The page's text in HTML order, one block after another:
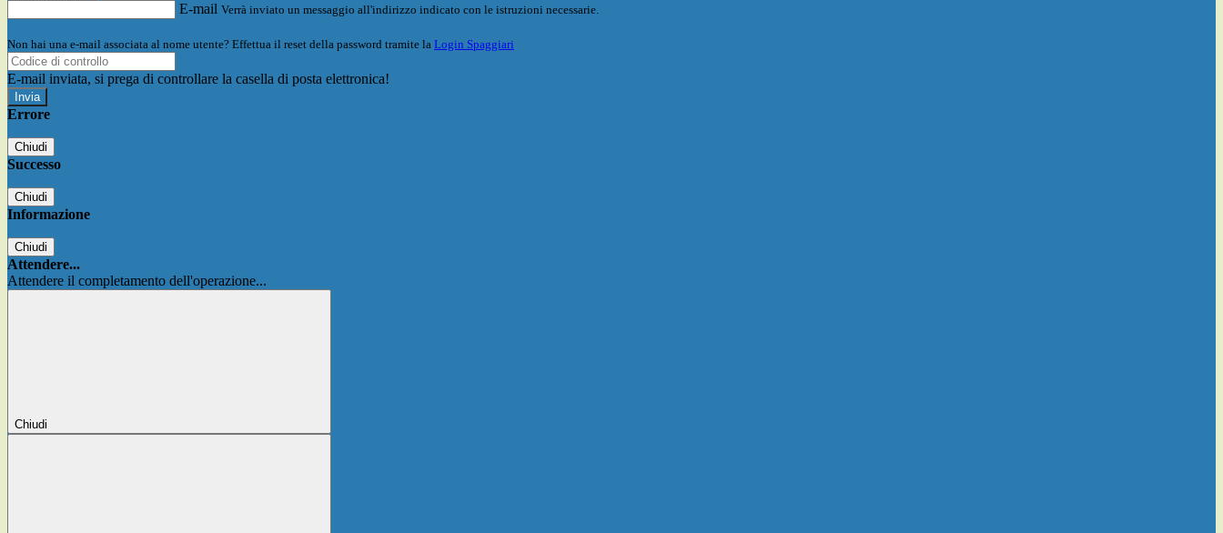
E-mail Verrà inviato un messaggio all'indirizzo indicato con le istruzioni necessarie.
Non hai una e-mail associata al nome utente? Effettua il reset della password tramite la Login Spaggiari
E-mail inviata, si prega di controllare la casella di posta elettronica!
Errore
Chiudi
Successo
Chiudi
Informazione
Chiudi
Attendere...
Attendere il completamento dell'operazione...
Chiudi